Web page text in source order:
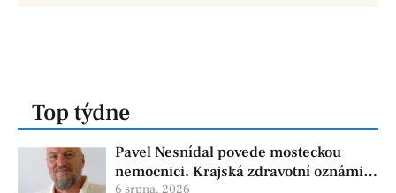
Top týdne
Pavel Nesnídal povede mosteckou
nemocnici. Krajská zdravotní oznámila